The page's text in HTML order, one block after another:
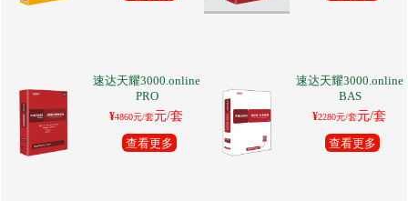
速达天耀3000.online
PRO
¥4860元/套元/套
查看更多
速达天耀3000.online
BAS
¥2280元/套元/套
查看更多